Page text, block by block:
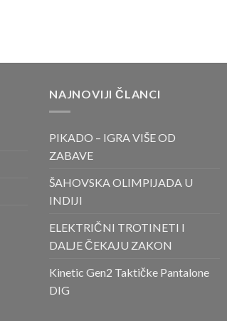
NAJNOVIJI ČLANCI
PIKADO – IGRA VIŠE OD
ZABAVE
ŠAHOVSKA OLIMPIJADA U
INDIJI
ELEKTRIČNI TROTINETI I
DALJE ČEKAJU ZAKON
Kinetic Gen2 Taktičke Pantalone
DIG